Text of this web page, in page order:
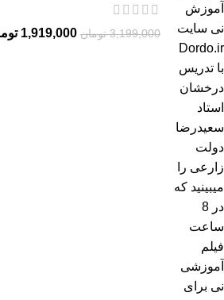
3,199,000 تومان 1,919,000